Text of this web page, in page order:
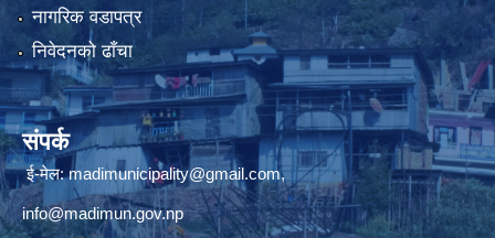
नागरिक वडापत्र
निवेदनको ढाँचा
संपर्क
ई-मेल: madimunicipality@gmail.com,
info@madimun.gov.np